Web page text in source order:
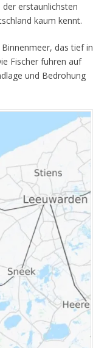
erstaunlichsten
kaum kennt.
das tief in
Fischer fuhren auf
und Bedrohung